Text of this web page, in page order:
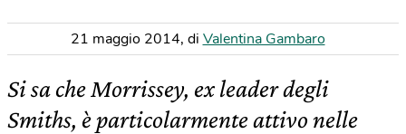
21 maggio 2014, di Valentina Gambaro
Si sa che Morrissey, ex leader degli
Smiths, è particolarmente attivo nelle